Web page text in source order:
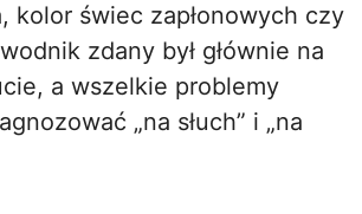
kolor świec zapłonowych czy
zdany był głównie na
a wszelkie problemy
„na słuch” i „na